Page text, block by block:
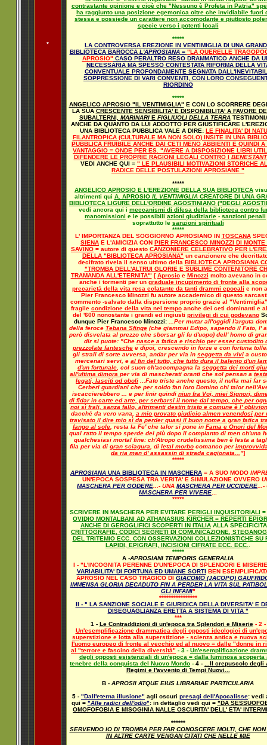
*
contrastante opinione e cioè che "Nessuno è Profeta in Patria"
ha raggiunto una posizione egemonica oltre che invidiabile fuori
stessa e possiede un carattere non accomodante e piuttosto
specie verso i potenti locali
*****
LA CONTROVERSA EREZIONE IN VENTIMIGLIA DI UNA
BIBLIOTECA BAROCCA L'APROSIANA= "LA QUERELLE
APROSIO" CASO PERALTRO RESO DRAMMATICO ANCHE DA
NECESSARIA MA SPESSO CONTESTATA RIFORMA DELLA
CONVENTUALE PROFONDAMENTE SEGNATA
SOPPRESSIONE DI VARI CONVENTI, CON LORO
RIORDINO
*****
ANGELICO APROSIO "IL VENTIMIGLIA" E CON LO SCORRERE
LA SUA CRESCENTE SENSIBILITA' E DISPONIBILITA' A FAVORE
SUBALTERNI, MARINARIE FIGLIUOLI DELLA TERRA
ANCHE DA QUANTO DA LUI ADDOTTO PER GIUSTIFICARE
UNA BIBLIOTECA PUBBLICA VALE A DIRE: LE FINALITA' DI
FILANTROPICA (CULTURALE MA NON SOLO) INSITE IN UNA
PUBBLICA FRUIBILE ANCHE DAI CETI MENO ABBIENTI E QUINDI A
VANTAGGIO = ONDE PER ES. "AVERE A DISPOSIZIONE LIBRI
DIFENDERE LE PROPRIE RAGIONI LEGALI CONTRO I
VEDI ANCHE QUI = " LE PLAUSIBILI MOTIVAZIONI STORICHE
RADICE DELLE POSTULAZIONI APROSIANE "
*****
ANGELICO APROSIO E L'EREZIONE DELLA SUA BIBLIOTECA
altrimenti qui A. APROSIO IL VENTIMIGLIACREATORE DI UNA
BIBLIOTECA LIGURE DELL'ORDINE AGOSTINIANO ("DEGLI
vedi ancora qui i meccanismi di difesa della biblioteca contro
manomissioni e le possibili azioni giudiziarie - sanzioni penali
soprattutto le sanzioni spirituali
*****
L' IMPORTANZA DEL SOGGIORNO APROSIANO IN TOSCANA
SIENA E L'AMICIZIA CON PIER FRANCESCO MINOZZI DI MONTE
SAVINO = autore di questo CANZONIERE CELEBRATIVO PER
DELLA "BIBLIOTECA APROSIANA" un canzionere che
decifrato rivela il senso ultimo della BIBLIOTECA APROSIANA
"TROMBA DELL'ALTRUI GLORIE E SUBLIME CONTENITORE
TRAMANDA ALL'ETERNITA'" [Aprosioe Minozzi molto avevano in
anche i tormenti per un graduale incupimento di fronte alla
precarietà della vita resa eclatante da tanti drammi epocali e non
Pier Francesco Minozzi fu autore accademico di questo
commento -salvato dalla dispersione proprio grazie al
fragile condizione della vita nel tempoanche dei ceti dominanti e
del '600 nonostante i grandi ed ingiusti privilegi di cui godevano
dunque Pier Francesco Minozzi:
...Per mutar all'oggidì l'arguta
della feroce Tebana Sfinge(che giammai Edipo, sapendo il Fato, l'
però disvelata al prezzo che sborsar gli fu d'uopo) dell' homo di
dir si puote: "Che nasce a fatica e rischio per esser custodito
prezzolate fantesche e dipoi, crescendo in forze e con fortuna
gli strali di sorte avversa, andar per via in seggetta da vivi a
mercenari servi, e al fin del tutto, che tutto dura il balenio d'un
d'un fortunale , col suon ch'accompagna la seggetta dei morti
all'ultima dimora per via di mascherati oranti che sol pensan a
legati, lasciti od oboli ...Fato triste anche questo, il nulla mai far
Cerberi guardiani che per soldo fan loro Domino chi talor
iscaccierebbero ... e per finir quindi niun fra Voi, miei Signori,
di fidar in carte ed arte, per serbarsi il nome dal tempo, che per
noi sì frali, sanza fallo, altrimenti destin tristo e comune è l'
dacché da vero vana, a mio provato giudicio almen venendosi per
travisato il dire mio sì da perder quasi il buon nome a gran fatica
fango al sole, resta la Fe' che talor si pone in Fama e Onori del
quai ratto il tempo sperde dei più dopo il compianto di men ch'una
qualchesiasi mortal fine: ch'Atropo crudelissima ben è lesta a
fila per via di gran sciagura , di letal morbocomanco per
da ria man d' assassin di strada cagionata... "]
*****
APROSIANA UNA BIBLIOTECA IN MASCHERA = A SUO MODO
UN'EPOCA SOSPESA TRA VERITA' E SIMULAZIONE OVVERO
MASCHERA PER GODERE ...- UNA MASCHERA PER UCCIDERE
MASCHERA PER VIVERE
*****
SCRIVERE IN MASCHERA PER EVITARE PERIGLI INQUISITORIALI
OVIDIO MONTALBANI AD ATHANASIUS KIRCHER = REPERTI
ANCHE DI GEROGLIFICI SCOPERTI IN ITALIAALLA
CRITTOGRAFIE, CODICI SEGRETI DI COMUNICAZIONE,
DEL TRITEMIO ECC. CON OSSERVAZIONI COLLEZIONISTICHE SU
LAPIDI, EPIGRAFI, INCISIONI CIFRATE ECC. ECC.
*****
A -APROSIANI TEMPORIS GENERALIA
I - "L'INCOGNITA PERENNE D'UN'EPOCA DI SPLENDORI E
VARIABILITA' DI FORTUNA ED UMANE SORTIBEN
APROSIO NEL CASO TRAGICO DI GIACOMO (JACOPO)
IMMENSA GLORIA DECADUTO FIN A PERDER LA VITA SUL
GLI INFAMI"
****************
II - " LA SANZIONE SOCIALE E GIURIDICA DELLA DIVERSITA' E
DISEGUAGLIANZA ERETTA A SISTEMA DI VITA "
***
1 - Le Contraddizioni di un'epoca tra Splendori e Miserie - 2 -
Un'esemplificazione drammatica degli opposti ideologici di
superstizione e lotta alla superstizione - scienza antica e nuova
l'uomo europeo di fronte al vecchio ed al nuovo = dalle "donne in
al "terrore e fascino della diversità" - 3 - Un'esemplificazione
degli opposti esistenziali di un'epoca = dalla luminosa scoperta
tenebre della conquista del Nuovo Mondo - 4 -
...Il crepuscolo degli
Regimi e l'avvento di Tempi Nuovi...
B - APROSII ATQUE EIUS LIBRARIAE PARTICULARIA
5 - "Dall'eterna illusione" agli oscuri presagi dell'Apocalisse: vedi
qui = "Alle radici dell'odio": in dettaglio vedi qui = "DA
OMOFOFOBIA E MISOGINIA NALLE OSCURITA' DELL' ETA'
******
SERVENDO IO DI TROMBA PER FAR CONOSCERE MOLTI, CHE
IN ALTRE CARTE VENGAN CITATI CHE NELLE MIE